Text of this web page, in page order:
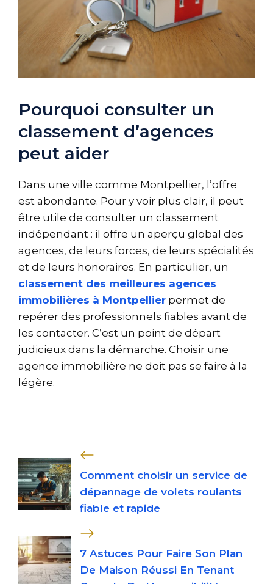
Pourquoi consulter un
classement d’agences
peut aider
Dans une ville comme Montpellier, l’offre
est abondante. Pour y voir plus clair, il peut
être utile de consulter un classement
indépendant : il offre un aperçu global des
agences, de leurs forces, de leurs spécialités
et de leurs honoraires. En particulier, un
classement des meilleures agences
immobilières à Montpellier permet de
repérer des professionnels fiables avant de
les contacter. C’est un point de départ
judicieux dans la démarche. Choisir une
agence immobilière ne doit pas se faire à la
légère.
Comment choisir un service de
dépannage de volets roulants
fiable et rapide
7 Astuces Pour Faire Son Plan
De Maison Réussi En Tenant